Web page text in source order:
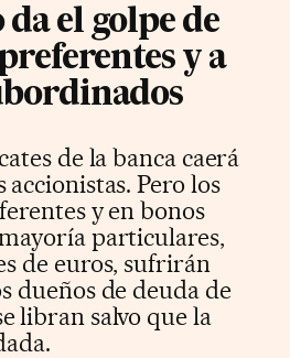
el golpe de
y a
de la banca caerá
Pero los
y en bonos
particulares,
de euros, sufrirán
dueños de deuda de
libran salvo que la